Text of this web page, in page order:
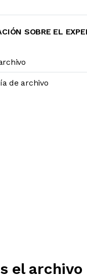
SOBRE EL
de archivo
el archivo